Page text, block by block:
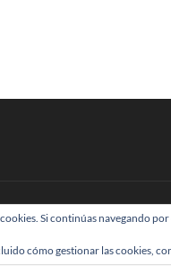
por:Theme Freesia|
Si continúas navegando por
cómo gestionar las cookies,